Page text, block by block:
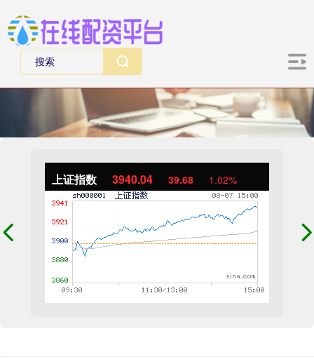
上证指数 3940.04 39.68 1.02%